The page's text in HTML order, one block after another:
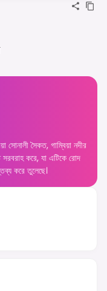
সোনালী সৈকত, গাম্বিয়া নদীর
সরবরাহ করে, যা এটিকে রোদ
করে তুলেছে।